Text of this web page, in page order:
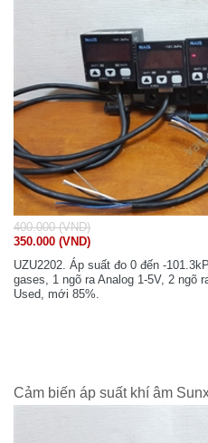
400.000 (VND)
350.000 (VND)
UZU2202. Áp suất đo 0 đến -
gases, 1 ngõ ra Analog 1-5V, 2 ngõ
Used, mới 85%.
Cảm biến áp suất khí âm